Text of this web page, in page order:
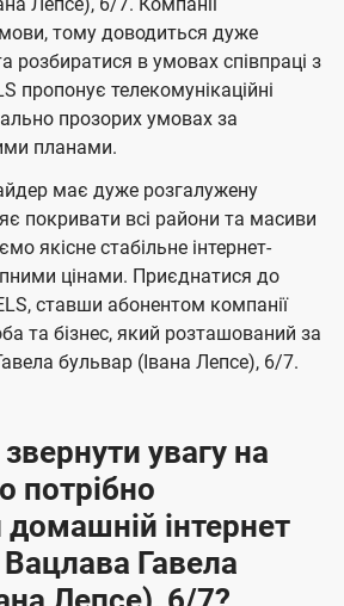
б
а
ч
е
н
я
м
тому доводиться дуже
розбиратися в умовах співпраці з
пропонує телекомунікаційні
прозорих умовах за
планами.
має дуже розгалужену
покривати всі райони та масиви
якісне стабільне інтернет-
цінами. Приєднатися до
ставши абонентом компанії
та бізнес, який розташований за
бульвар (Івана Лепсе), 6/7.
увагу на
потрібно
інтернет
Гавела